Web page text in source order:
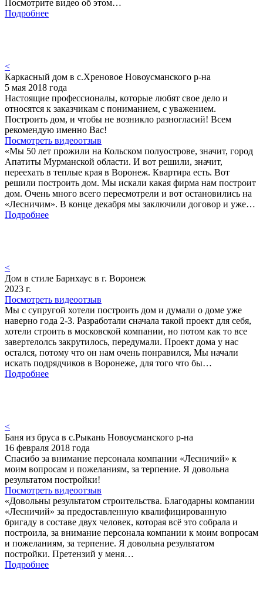
Посмотрите видео об этом…
Подробнее
<
Каркасный дом в с.Хреновое Новоусманского р-на
5 мая 2018 года
Настоящие профессионалы, которые любят свое дело и
относятся к заказчикам с пониманием, с уважением.
Построить дом, и чтобы не возникло разногласий! Всем
рекомендую именно Вас!
Посмотреть видеоотзыв
«Мы 50 лет прожили на Кольском полуострове, значит, город
Апатиты Мурманской области. И вот решили, значит,
переехать в теплые края в Воронеж. Квартира есть. Вот
решили построить дом. Мы искали какая фирма нам построит
дом. Очень много всего пересмотрели и вот остановились на
«Лесничим». В конце декабря мы заключили договор и уже…
Подробнее
<
Дом в стиле Барнхаус в г. Воронеж
2023 г.
Посмотреть видеоотзыв
Мы с супругой хотели построить дом и думали о доме уже
наверно года 2-3. Разработали сначала такой проект для себя,
хотели строить в московской компании, но потом как то все
завертелолсь закрутилось, передумали. Проект дома у нас
остался, потому что он нам очень понравился, Мы начали
искать подрядчиков в Воронеже, для того что бы…
Подробнее
<
Баня из бруса в с.Рыкань Новоусманского р-на
16 февраля 2018 года
Спасибо за внимание персонала компании «Лесничий» к
моим вопросам и пожеланиям, за терпение. Я довольна
результатом постройки!
Посмотреть видеоотзыв
«Довольны результатом строительства. Благодарны компании
«Лесничий» за предоставленную квалифицированную
бригаду в составе двух человек, которая всё это собрала и
построила, за внимание персонала компании к моим вопросам
и пожеланиям, за терпение. Я довольна результатом
постройки. Претензий у меня…
Подробнее